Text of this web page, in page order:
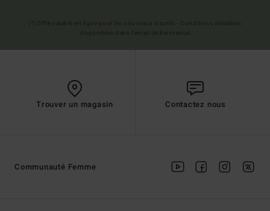
Trouver un magasin Contactez nous
Communauté Femme